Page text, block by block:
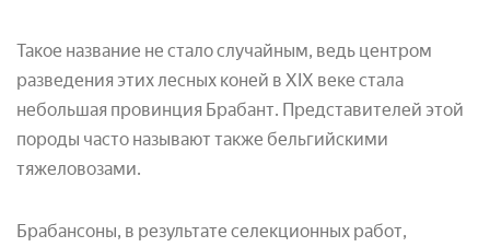
Такое название не стало случайным, ведь центром
разведения этих лесных коней в XIX веке стала
небольшая провинция Брабант. Представителей этой
породы часто называют также бельгийскими
тяжеловозами.
Брабансоны, в результате селекционных работ,